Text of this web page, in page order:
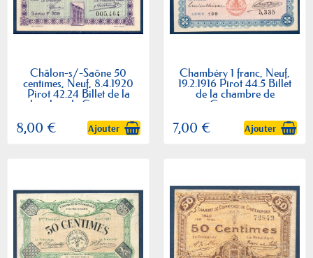
Châlon-s/-Saône 50
centimes, Neuf, 8.4.1920
Pirot 42.24 Billet de la
chambre de Commerce
8,00 € Ajouter
Chambéry 1 franc, Neuf,
19.2.1916 Pirot 44.5 Billet
de la chambre de
Commerce
7,00 € Ajouter